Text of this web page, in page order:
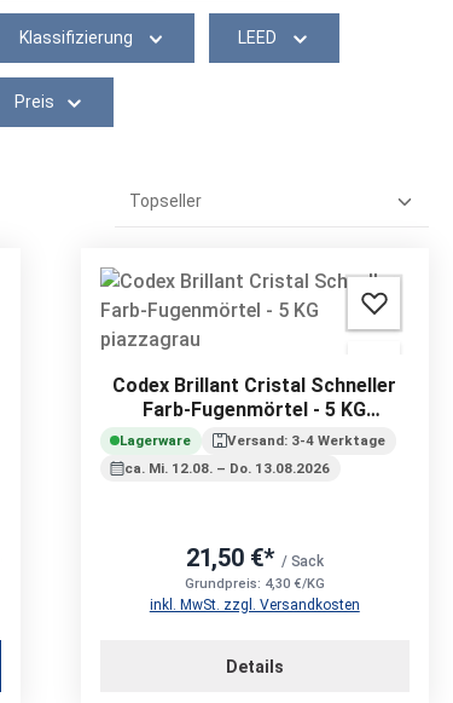
Klassifizierung LEED
Preis
Codex Brillant Cristal Schneller
Farb-Fugenmörtel - 5 KG
piazzagrau
Lagerware
Versand: 3-4 Werktage
ca. Mi. 12.08. – Do. 13.08.2026
21,50 €* / Sack
Grundpreis: 4,30 €/KG
inkl. MwSt. zzgl. Versandkosten
Details